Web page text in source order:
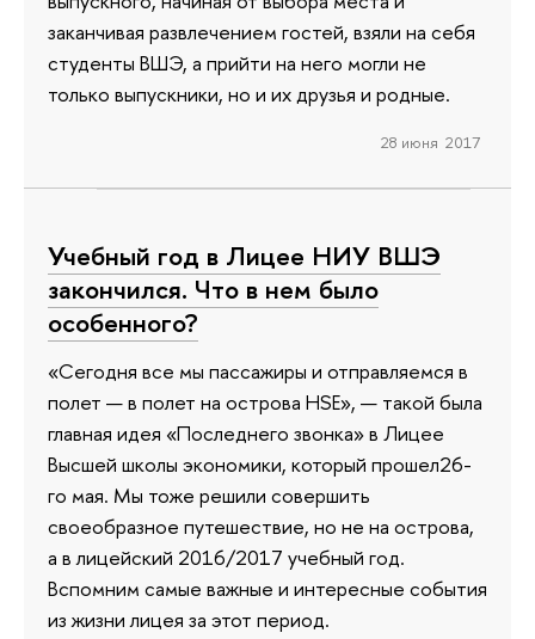
заканчивая развлечением гостей, взяли на себя
студенты ВШЭ, а прийти на него могли не
только выпускники, но и их друзья и родные.
28 июня 2017
Учебный год в Лицее НИУ ВШЭ
закончился. Что в нем было
особенного?
«Сегодня все мы пассажиры и отправляемся в
полет — в полет на острова HSE», — такой была
главная идея «Последнего звонка» в Лицее
Высшей школы экономики, который прошел26-
го мая. Мы тоже решили совершить
своеобразное путешествие, но не на острова,
а в лицейский 2016/2017 учебный год.
Вспомним самые важные и интересные события
из жизни лицея за этот период.